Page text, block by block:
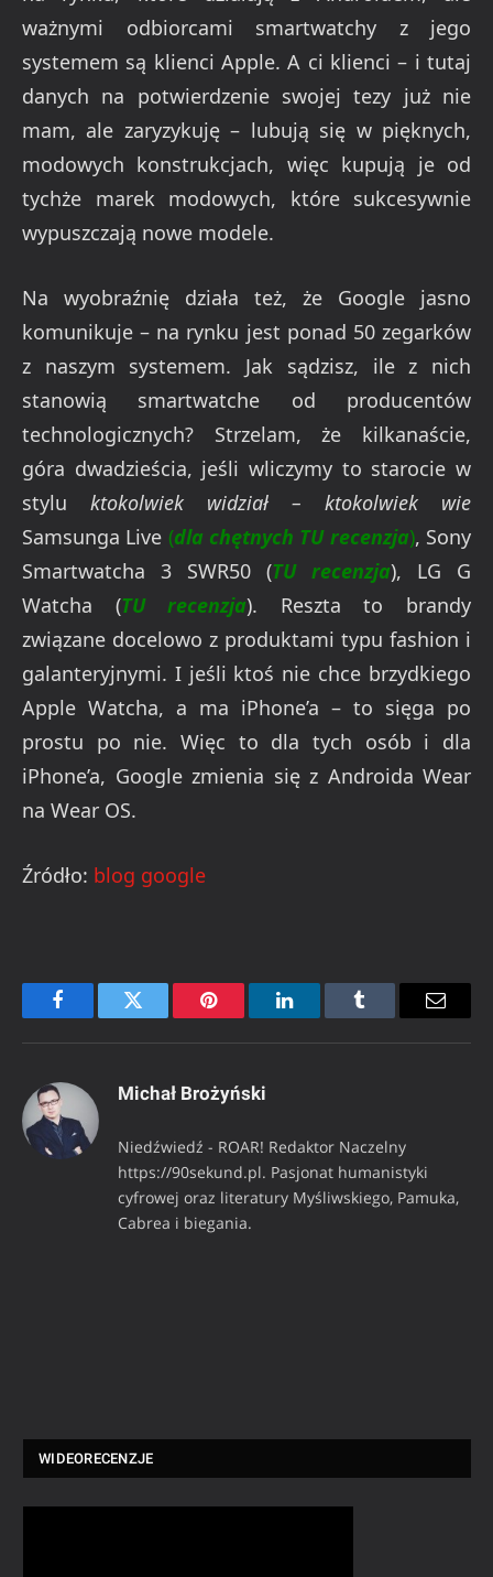
ważnymi odbiorcami smartwatchy z jego
systemem są klienci Apple. A ci klienci – i tutaj
danych na potwierdzenie swojej tezy już nie
mam, ale zaryzykuję – lubują się w pięknych,
modowych konstrukcjach, więc kupują je od
tychże marek modowych, które sukcesywnie
wypuszczają nowe modele.
Na wyobraźnię działa też, że Google jasno
komunikuje – na rynku jest ponad 50 zegarków
z naszym systemem. Jak sądzisz, ile z nich
stanowią smartwatche od producentów
technologicznych? Strzelam, że kilkanaście,
góra dwadzieścia, jeśli wliczymy to starocie w
stylu ktokolwiek widział – ktokolwiek wie
Samsunga Live (dla chętnych TU recenzja), Sony
Smartwatcha 3 SWR50 (TU recenzja), LG G
Watcha (TU recenzja). Reszta to brandy
związane docelowo z produktami typu fashion i
galanteryjnymi. I jeśli ktoś nie chce brzydkiego
Apple Watcha, a ma iPhone’a – to sięga po
prostu po nie. Więc to dla tych osób i dla
iPhone’a, Google zmienia się z Androida Wear
na Wear OS.
Źródło: blog google
FacebookTwitter Pinterest LinkedInTumblr Email
Michał Brożyński
Niedźwiedź - ROAR! Redaktor Naczelny
https://90sekund.pl. Pasjonat humanistyki
cyfrowej oraz literatury Myśliwskiego, Pamuka,
Cabrea i biegania.
WIDEORECENZJE